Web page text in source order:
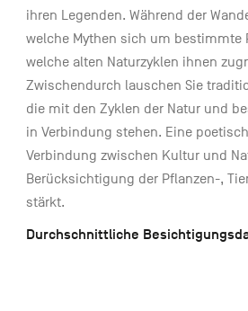
ihren Legenden. Während der
welche Mythen sich um bestimmte
welche alten Naturzyklen ihnen
Zwischendurch lauschen Sie
die mit den Zyklen der Natur und
in Verbindung stehen. Eine
Verbindung zwischen Kultur und
Berücksichtigung der Pflanzen-,
stärkt.
Durchschnittliche